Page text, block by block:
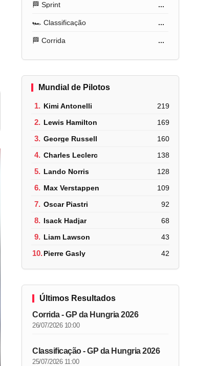
🏁 Sprint ...
🏎️ Classificação ...
🏁 Corrida ...
Mundial de Pilotos
1. Kimi Antonelli 219
2. Lewis Hamilton 169
3. George Russell 160
4. Charles Leclerc 138
5. Lando Norris 128
6. Max Verstappen 109
7. Oscar Piastri 92
8. Isack Hadjar 68
9. Liam Lawson 43
10.Pierre Gasly 42
Últimos Resultados
Corrida - GP da Hungria 2026
26/07/2026 10:00
Classificação - GP da Hungria 2026
25/07/2026 11:00